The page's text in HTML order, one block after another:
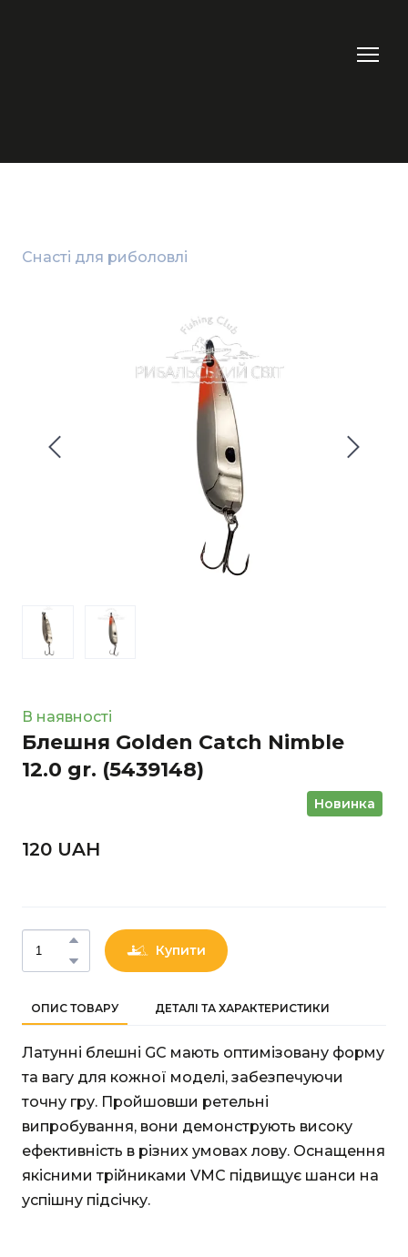
Снасті для риболовлі
В наявності
Блешня Golden Catch Nimble
12.0 gr. (5439148)
Новинка
120 UAН
Купити
ОПИС ТОВАРУ ДЕТАЛІ ТА ХАРАКТЕРИСТИКИ
Латунні блешні GC мають оптимізовану форму
та вагу для кожної моделі, забезпечуючи
точну гру. Пройшовши ретельні
випробування, вони демонструють високу
ефективність в різних умовах лову. Оснащення
якісними трійниками VMC підвищує шанси на
успішну підсічку.